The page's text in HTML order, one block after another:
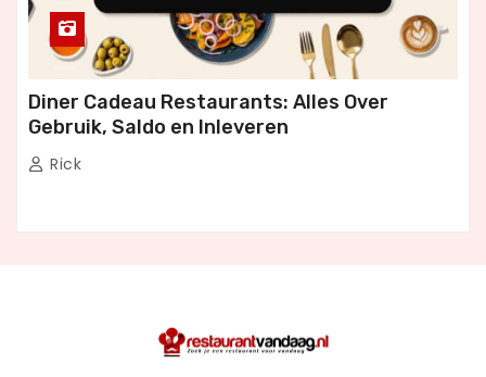
Diner Cadeau Restaurants: Alles Over
Gebruik, Saldo en Inleveren
Rick